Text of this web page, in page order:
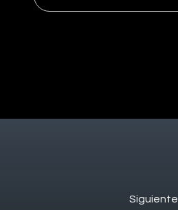
Siguiente